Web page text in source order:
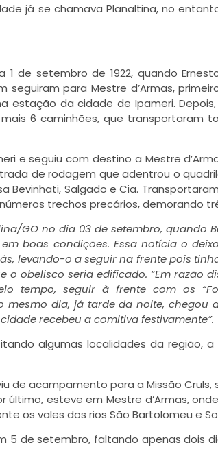
já se chamava Planaltina, no
de setembro de 1922, quando
para Mestre d’Armas,
estação da cidade de Ipameri.
6 caminhões, que transportaram
e seguiu com destino a Mestre
de rodagem que adentrou o
Bevinhati, Salgado e Cia.
trechos precários, demorando
GO no dia 03 de setembro, quando
boas condições. Essa notícia o
levando-o a seguir na frente pois
obelisco seria edificado. “Em razão
tempo, seguir à frente com os
dia, já tarde da noite, chegou a
recebeu a comitiva festivamente”.
algumas localidades da região,
de acampamento para a Missão
esteve em Mestre d’Armas,
os vales dos rios São Bartolomeu e
5 de setembro, faltando apenas dois